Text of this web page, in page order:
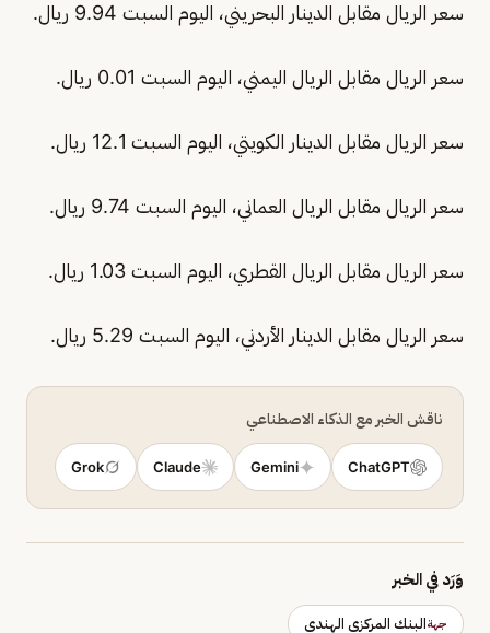
سعر الريال مقابل الدينار البحريني، اليوم السبت 9.94 ريال.
سعر الريال مقابل الريال اليمني، اليوم السبت 0.01 ريال.
سعر الريال مقابل الدينار الكويتي، اليوم السبت 12.1 ريال.
سعر الريال مقابل الريال العماني، اليوم السبت 9.74 ريال.
سعر الريال مقابل الريال القطري، اليوم السبت 1.03 ريال.
سعر الريال مقابل الدينار الأردني، اليوم السبت 5.29 ريال.
ناقش الخبر مع الذكاء الاصطناعي
ChatGPT
Gemini
Claude
Grok
وَرَد في الخبر
جهةالبنك المركزي الهندي